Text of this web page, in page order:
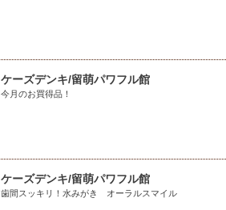
ケーズデンキ/留萌パワフル館
今月のお買得品！
ケーズデンキ/留萌パワフル館
歯間スッキリ！水みがき オーラルスマイル